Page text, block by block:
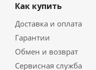
Schaub Lorenz
Siemens
Teka
Как купить
Доставка и оплата
Гарантии
Обмен и возврат
Сервисная служба